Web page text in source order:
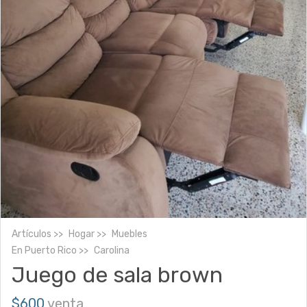
Artículos Hogar
Muebles
En Puerto Rico Carolina
Juego de sala brown
$600 venta